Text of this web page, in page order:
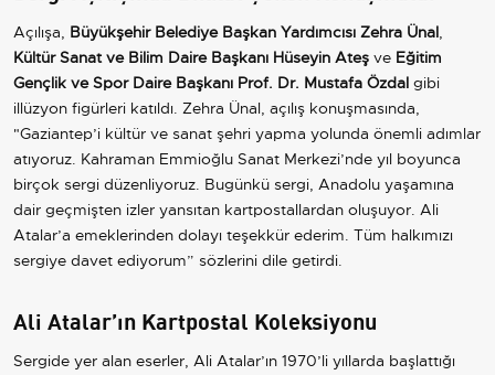
Açılışa, Büyükşehir Belediye Başkan Yardımcısı Zehra Ünal
Kültür Sanat ve Bilim Daire Başkanı Hüseyin Ateş ve Eğitim
Gençlik ve Spor Daire Başkanı Prof. Dr. Mustafa Özdal gibi
illüzyon figürleri katıldı. Zehra Ünal, açılış konuşmasında,
"Gaziantep’i kültür ve sanat şehri yapma yolunda önemli adımlar
atıyoruz. Kahraman Emmioğlu Sanat Merkezi’nde yıl boyunca
birçok sergi düzenliyoruz. Bugünkü sergi, Anadolu yaşamına
dair geçmişten izler yansıtan kartpostallardan oluşuyor. Ali
Atalar’a emeklerinden dolayı teşekkür ederim. Tüm halkımızı
sergiye davet ediyorum” sözlerini dile getirdi.
Ali Atalar’ın Kartpostal Koleksiyonu
Sergide yer alan eserler, Ali Atalar’ın 1970’li yıllarda başlattığı